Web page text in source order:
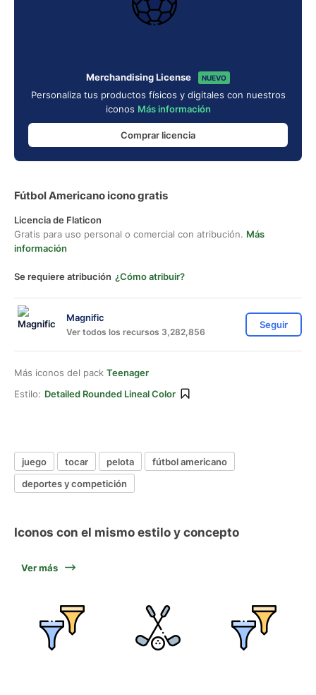
Merchandising License NUEVO
Personaliza tus productos físicos y digitales con nuestros
iconos Más información
Comprar licencia
Fútbol Americano icono gratis
Licencia de Flaticon
Gratis para uso personal o comercial con atribución. Más
información
Se requiere atribución ¿Cómo atribuir?
Magnific
Ver todos los recursos 3,282,856
Seguir
Más iconos del pack Teenager
Estilo: Detailed Rounded Lineal Color
juego tocar pelota
fútbol americano
deportes y competición
Iconos con el mismo estilo y concepto
Ver más